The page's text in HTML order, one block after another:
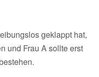
geklappt hat,
und Frau A sollte erst